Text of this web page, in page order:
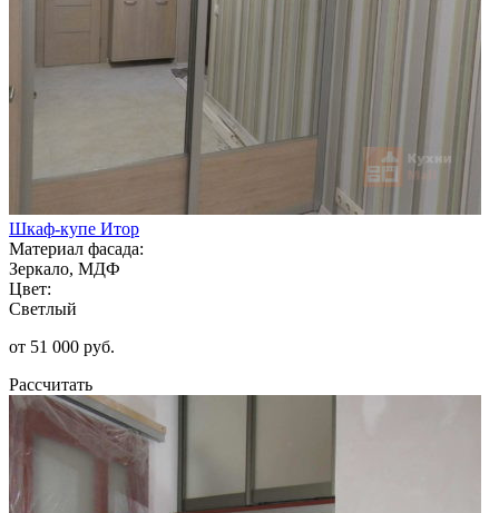
Шкаф-купе Итор
Материал фасада:
Зеркало, МДФ
Цвет:
Светлый
от 51 000 руб.
Рассчитать